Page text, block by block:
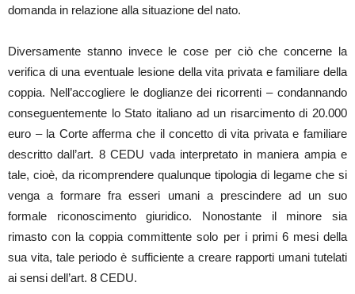
domanda in relazione alla situazione del nato.
Diversamente stanno invece le cose per ciò che concerne la
verifica di una eventuale lesione della vita privata e familiare della
coppia. Nell’accogliere le doglianze dei ricorrenti – condannando
conseguentemente lo Stato italiano ad un risarcimento di 20.000
euro – la Corte afferma che il concetto di vita privata e familiare
descritto dall’art. 8 CEDU vada interpretato in maniera ampia e
tale, cioè, da ricomprendere qualunque tipologia di legame che si
venga a formare fra esseri umani a prescindere ad un suo
formale riconoscimento giuridico. Nonostante il minore sia
rimasto con la coppia committente solo per i primi 6 mesi della
sua vita, tale periodo è sufficiente a creare rapporti umani tutelati
ai sensi dell’art. 8 CEDU.